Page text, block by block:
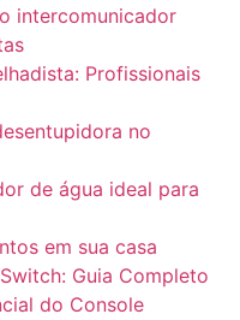
intercomunicador
Profissionais
no
de água ideal para
em sua casa
Guia Completo
do Console